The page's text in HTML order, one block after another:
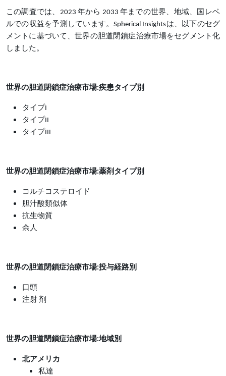
この調査では、2023 年から 2033 年までの世界、地域、国レベ
ルでの収益を予測しています。Spherical Insightsは、以下のセグ
メントに基づいて、世界の胆道閉鎖症治療市場をセグメント化
しました。
世界の胆道閉鎖症治療市場:疾患タイプ別
タイプI
タイプII
タイプIII
世界の胆道閉鎖症治療市場:薬剤タイプ別
コルチコステロイド
胆汁酸類似体
抗生物質
余人
世界の胆道閉鎖症治療市場:投与経路別
口頭
注射 剤
世界の胆道閉鎖症治療市場:地域別
北アメリカ
私達